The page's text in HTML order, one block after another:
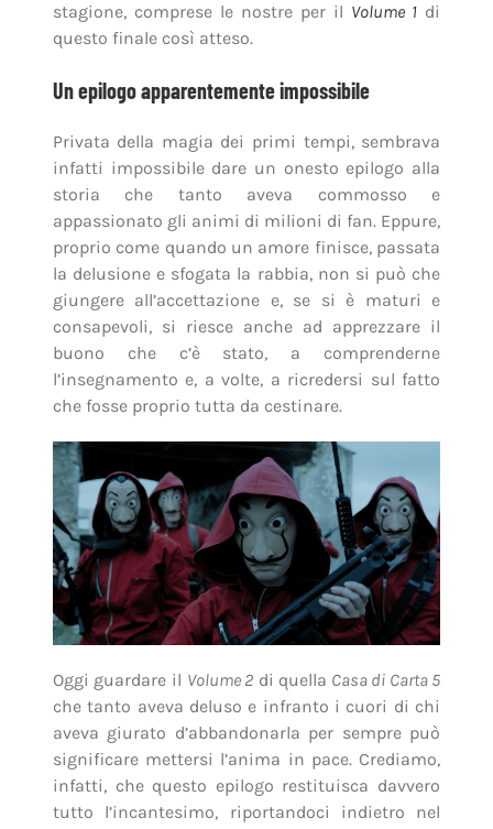
stagione, comprese le nostre per il Volume 1 di
questo finale così atteso.
Un epilogo apparentemente impossibile
Privata della magia dei primi tempi, sembrava
infatti impossibile dare un onesto epilogo alla
storia che tanto aveva commosso e
appassionato gli animi di milioni di fan. Eppure,
proprio come quando un amore finisce, passata
la delusione e sfogata la rabbia, non si può che
giungere all’accettazione e, se si è maturi e
consapevoli, si riesce anche ad apprezzare il
buono che c’è stato, a comprenderne
l’insegnamento e, a volte, a ricredersi sul fatto
che fosse proprio tutta da cestinare.
Oggi guardare il Volume 2 di quella Casa di Carta 5
che tanto aveva deluso e infranto i cuori di chi
aveva giurato d’abbandonarla per sempre può
significare mettersi l’anima in pace. Crediamo,
infatti, che questo epilogo restituisca davvero
tutto l’incantesimo, riportandoci indietro nel